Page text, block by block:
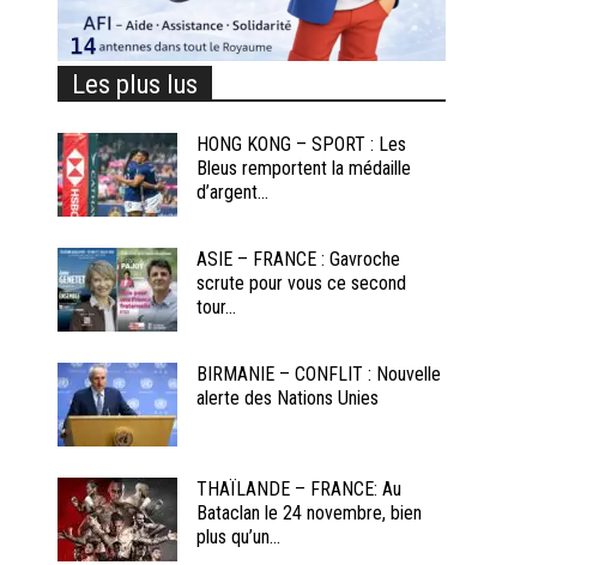
Les plus lus
HONG KONG – SPORT : Les
Bleus remportent la médaille
d’argent...
ASIE – FRANCE : Gavroche
scrute pour vous ce second
tour...
BIRMANIE – CONFLIT : Nouvelle
alerte des Nations Unies
THAÏLANDE – FRANCE: Au
Bataclan le 24 novembre, bien
plus qu’un...